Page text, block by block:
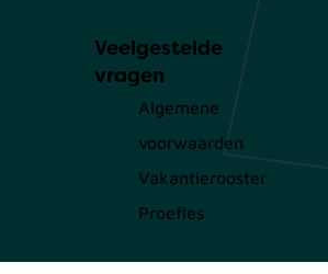
Veelgestelde
vragen
Algemene
voorwaarden
Vakantierooster
Proefles